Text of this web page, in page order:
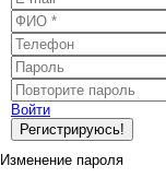
Войти
Регистрируюсь!
Изменение пароля